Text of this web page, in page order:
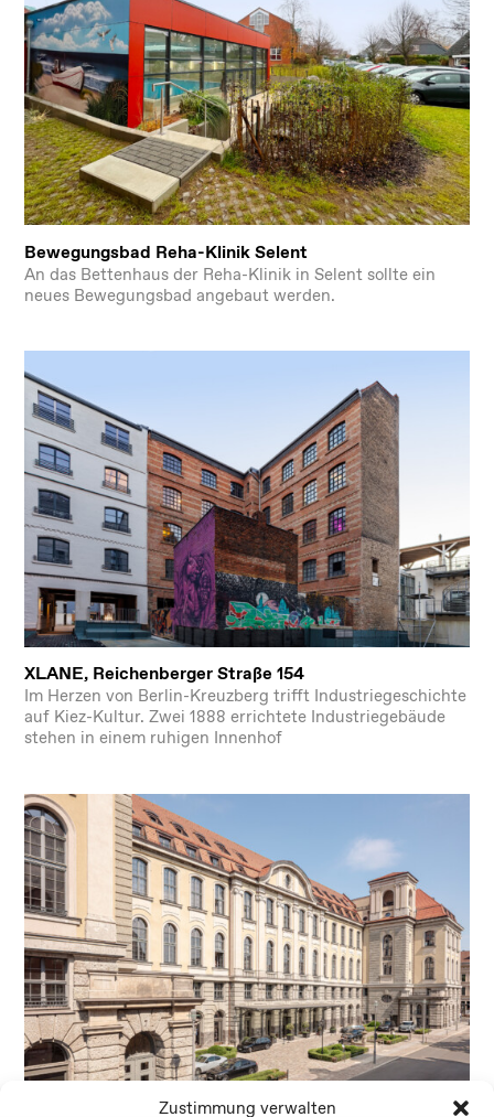
Zustimmung verwalten
Bewegungsbad Reha-Klinik Selent
An das Bettenhaus der Reha-Klinik in Selent sollte ein
neues Bewegungsbad angebaut werden.
XLANE, Reichenberger Straße 154
Im Herzen von Berlin-Kreuzberg trifft Industriegeschichte
auf Kiez-Kultur. Zwei 1888 errichtete Industriegebäude
stehen in einem ruhigen Innenhof